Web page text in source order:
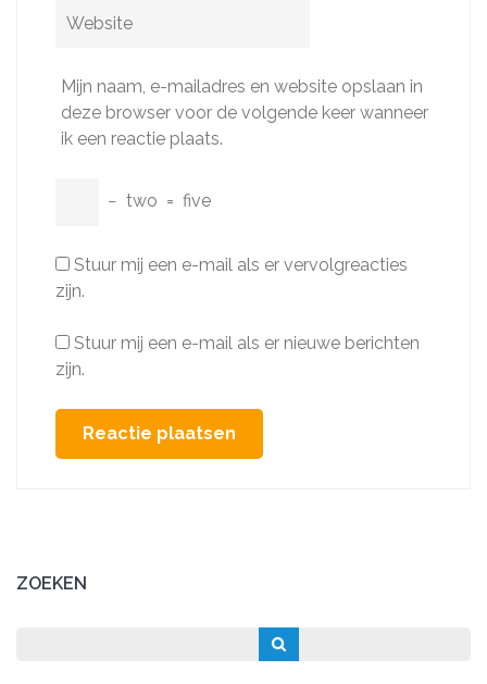
Website
Mijn naam, e-mailadres en website opslaan in
deze browser voor de volgende keer wanneer
ik een reactie plaats.
− two = five
Stuur mij een e-mail als er vervolgreacties
zijn.
Stuur mij een e-mail als er nieuwe berichten
zijn.
ZOEKEN